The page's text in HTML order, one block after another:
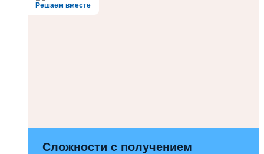
Решаем вместе
Сложности с получением